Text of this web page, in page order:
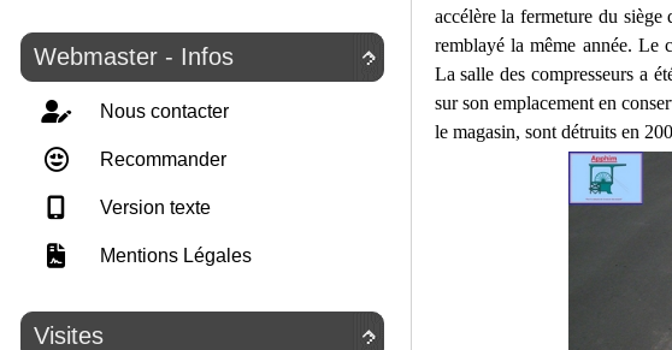

Webmaster - Infos
Nous contacter
Recommander
Version texte
Mentions Légales

Visites
accélère la fermeture du siège
remblayé la même année. Le
La salle des compresseurs a
sur son emplacement en
le magasin, sont détruits en